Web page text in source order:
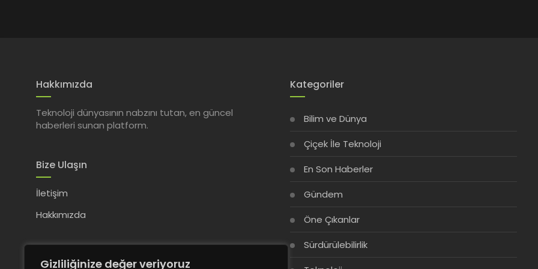
Gizliliğinize değer veriyoruz
Hakkımızda
Teknoloji dünyasının nabzını tutan, en güncel
haberleri sunan platform.
Bize Ulaşın
İletişim
Hakkımızda
Kategoriler
Bilim ve Dünya
Çiçek İle Teknoloji
En Son Haberler
Gündem
Öne Çıkanlar
Sürdürülebilirlik